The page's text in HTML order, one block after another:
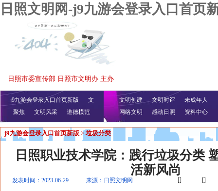
日照文明网-j9九游会登录入口首页
日照市委宣传部 日照市文明办 主办
j9九游会登录入口首页新版
文
明播报
公益视频
聚焦 文明风采 道德模范
文明创建 文明时评
未成年人
网络文明
感动日照 资料中心
j9九游会登录入口首页新版 >垃圾分类
日照职业技术学院：践行垃圾分类
活新风尚
发表时间：2023-06-29 来源：日照文明网 [] []